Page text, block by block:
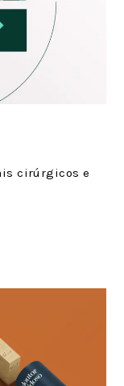
cirúrgicos e